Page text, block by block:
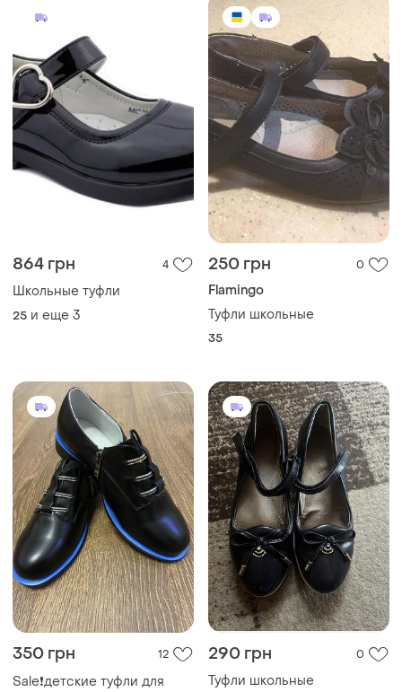
864 грн 4
Школьные туфли
25 и еще 3
250 грн 0
Flamingo
Туфли школьные
35
350 грн 12
Sale❗️детские туфли для
290 грн 0
Туфли школьные